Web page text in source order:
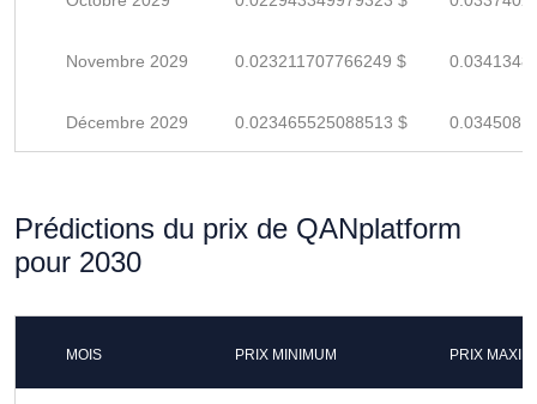
Novembre 2029 0.023211707766249 $
Décembre 2029 0.023465525088513 $
Prédictions du prix de QANplatform
pour 2030
MOIS PRIX MINIMUM PRIX